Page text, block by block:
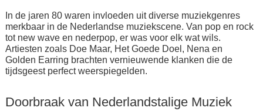
In de jaren 80 waren invloeden uit diverse muziekgenres
merkbaar in de Nederlandse muziekscene. Van pop en rock
tot new wave en nederpop, er was voor elk wat wils.
Artiesten zoals Doe Maar, Het Goede Doel, Nena en
Golden Earring brachten vernieuwende klanken die de
tijdsgeest perfect weerspiegelden.
Doorbraak van Nederlandstalige Muziek